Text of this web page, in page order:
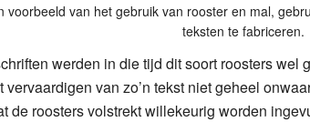
voorbeeld van het gebruik van rooster en mal,
teksten te fabriceren.
werden in die tijd dit soort roosters wel
vervaardigen van zo’n tekst niet geheel
de roosters volstrekt willekeurig worden